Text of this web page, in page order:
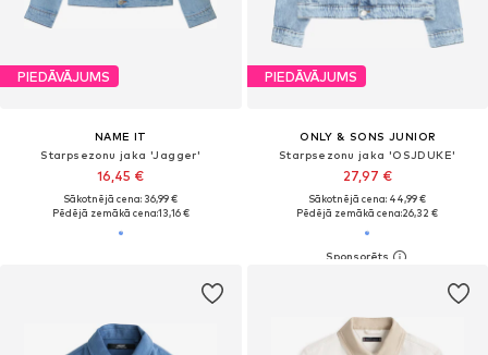
PIEDĀVĀJUMS
NAME IT
Starpsezonu jaka 'Jagger'
16,45 €
Sākotnējā cena: 36,99 €
Pēdējā zemākā cena:13,16 €
PIEDĀVĀJUMS
ONLY & SONS JUNIOR
Starpsezonu jaka 'OSJDUKE'
27,97 €
Sākotnējā cena: 44,99 €
Pēdējā zemākā cena:26,32 €